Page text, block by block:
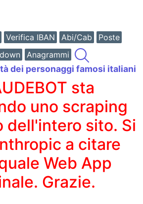
Verifica IBAN Abi/Cab
Poste
Anagrammi
dei personaggi famosi italiani
sta
uno scraping
dell'intero sito. Si
a citare
Web App
Grazie.